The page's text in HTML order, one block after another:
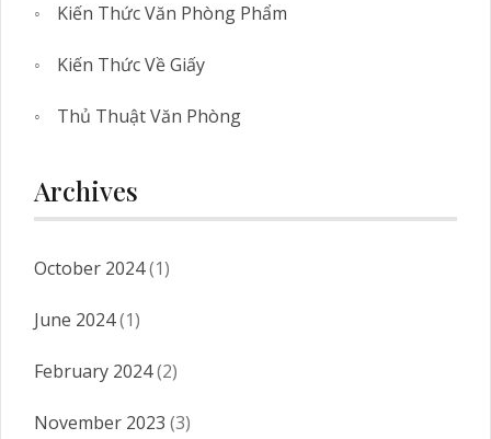
Kiến Thức Văn Phòng Phẩm
Kiến Thức Về Giấy
Thủ Thuật Văn Phòng
Archives
October 2024(1)
June 2024(1)
February 2024(2)
November 2023 (3)